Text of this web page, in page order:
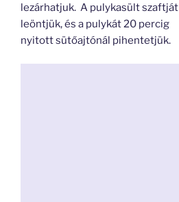
lezárhatjuk. A pulykasült szaftját
leöntjük, és a pulykát 20 percig
nyitott sütőajtónál pihentetjük.